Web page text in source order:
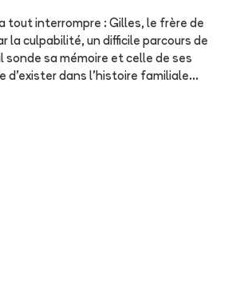
tout interrompre : Gilles, le frère de
la culpabilité, un difficile parcours de
sa mémoire et celle de ses
d'exister dans l'histoire familiale...